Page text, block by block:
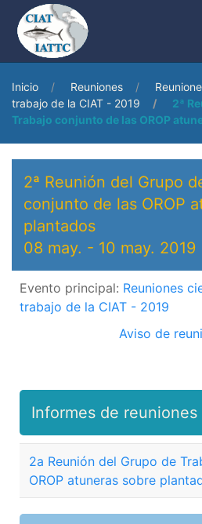
Inicio Reuniones
trabajo de la CIAT - 2019
2ª
Trabajo conjunto de las OROP
2ª Reunión del Grupo
conjunto de las OROP
plantados
08 may. - 10 may. 2019
Evento principal: Reuniones
trabajo de la CIAT - 2019
Aviso de
Informes de reuniones
2a Reunión del Grupo de
OROP atuneras sobre